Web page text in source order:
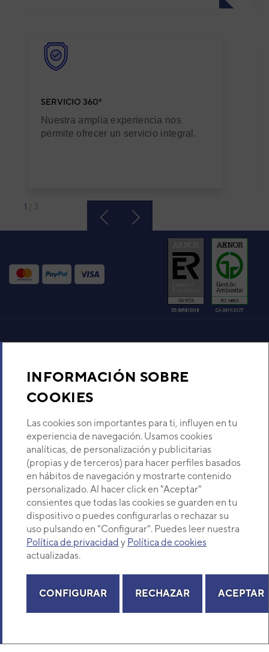
INFORMACIÓN SOBRE
COOKIES
Las cookies son importantes para ti, influyen en tu
experiencia de navegación. Usamos cookies
analíticas, de personalización y publicitarias
(propias y de terceros) para hacer perfiles basados
en hábitos de navegación y mostrarte contenido
personalizado. Al hacer click en "Aceptar"
consientes que todas las cookies se guarden en tu
dispositivo o puedes configurarlas o rechazar su
uso pulsando en "Configurar". Puedes leer nuestra
Política de privacidad y Política de cookies
actualizadas.
CONFIGURAR RECHAZAR ACEPTAR
SERVICIO 360º
Nuestra amplia experiencia nos
permite ofrecer un servicio integral.
1 / 3
Recambios
Descubre Eurofred
Dónde Estamos
¿Buscas un servicio técnico?
Selecciona provincia
Provincia